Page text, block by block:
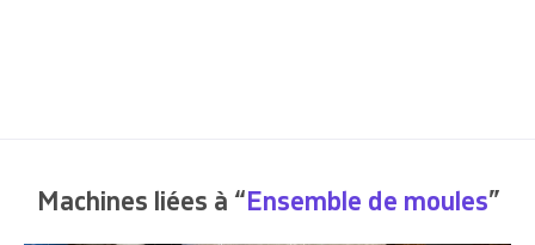
Machines liées à “ Ensemble de moules”